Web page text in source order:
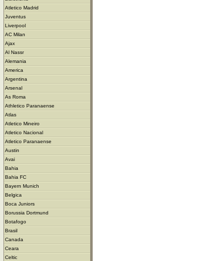
Atletico Madrid
Juventus
Liverpool
AC Milan
Ajax
Al Nassr
Alemania
America
Argentina
Arsenal
As Roma
Athletico Paranaense
Atlas
Atletico Mineiro
Atletico Nacional
Atletico Paranaense
Austin
Avai
Bahia
Bahia FC
Bayern Munich
Belgica
Boca Juniors
Borussia Dortmund
Botafogo
Brasil
Canada
Ceara
Celtic